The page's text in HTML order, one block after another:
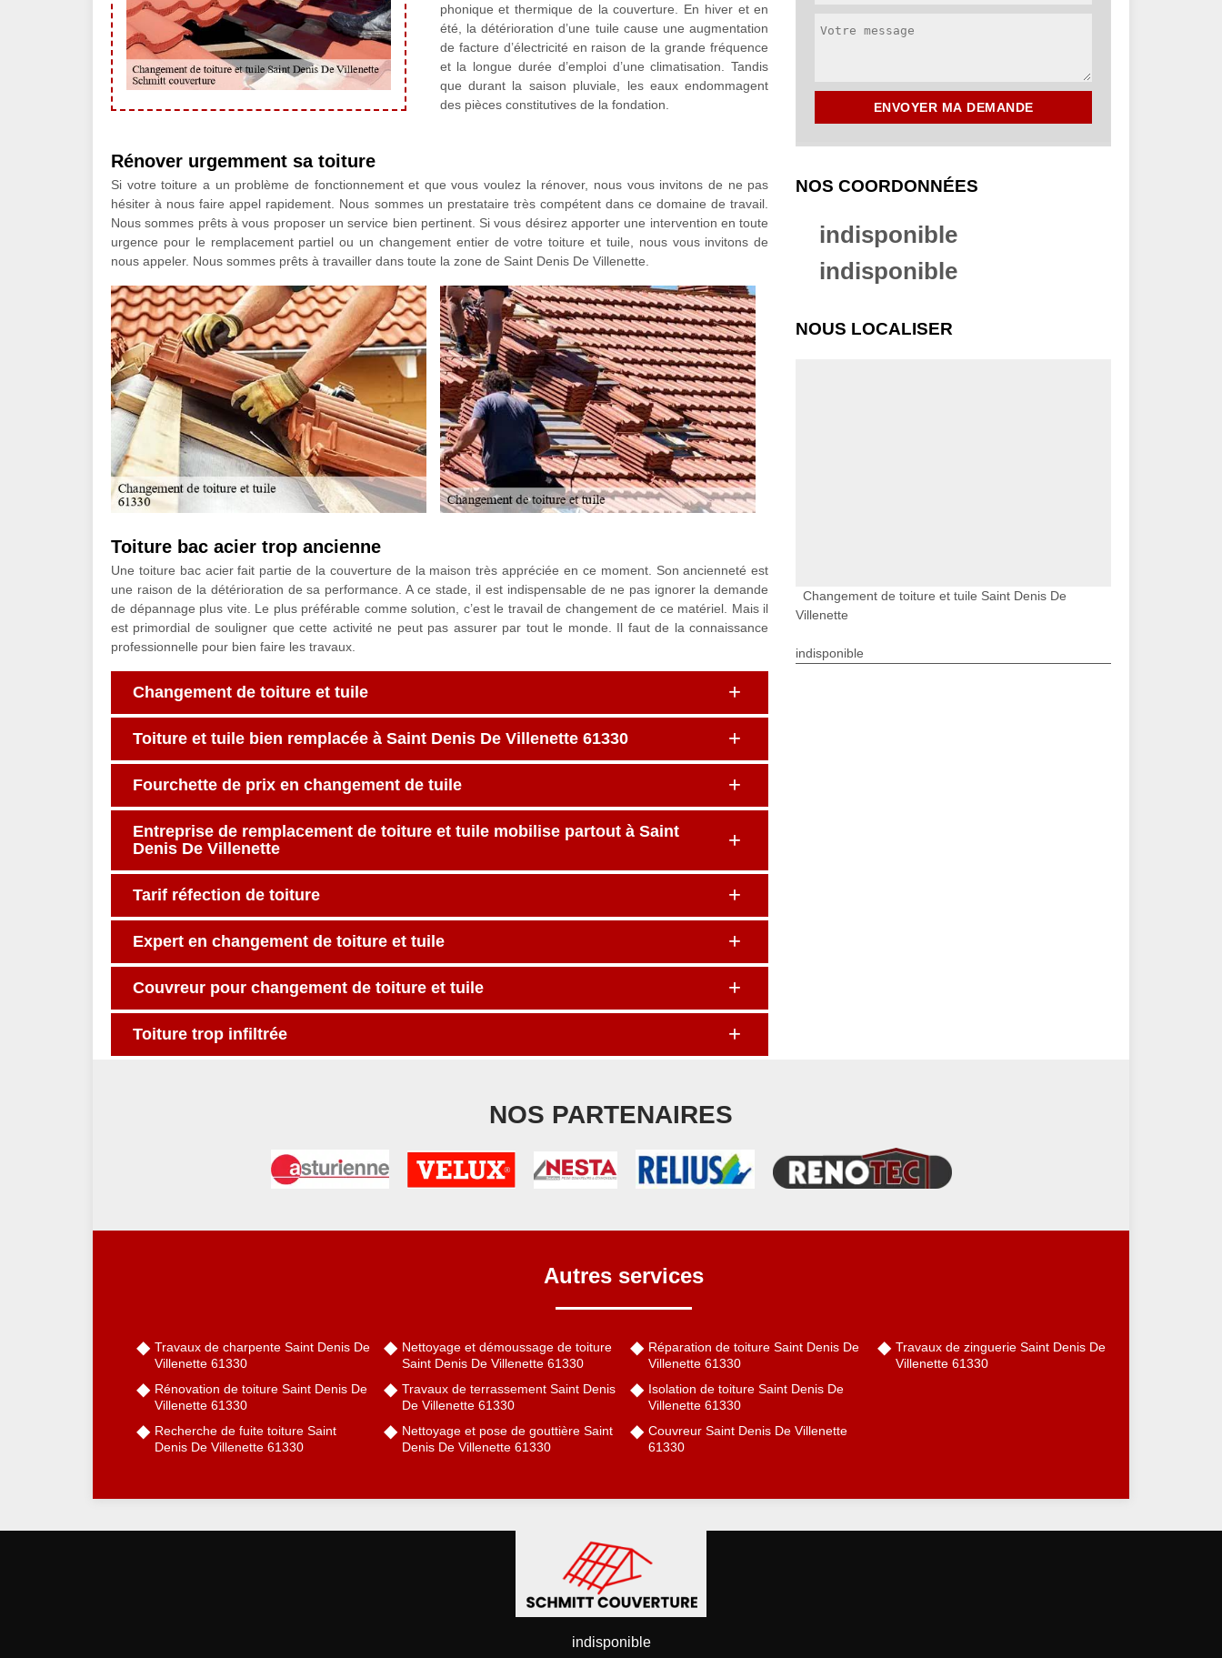
phonique et thermique de la couverture. En hiver et en
été, la détérioration d’une tuile cause une augmentation
de facture d’électricité en raison de la grande fréquence
et la longue durée d’emploi d’une climatisation. Tandis
que durant la saison pluviale, les eaux endommagent
des pièces constitutives de la fondation.
Rénover urgemment sa toiture
Si votre toiture a un problème de fonctionnement et que vous voulez la rénover, nous vous invitons de ne pas
hésiter à nous faire appel rapidement. Nous sommes un prestataire très compétent dans ce domaine de travail.
Nous sommes prêts à vous proposer un service bien pertinent. Si vous désirez apporter une intervention en toute
urgence pour le remplacement partiel ou un changement entier de votre toiture et tuile, nous vous invitons de
nous appeler. Nous sommes prêts à travailler dans toute la zone de Saint Denis De Villenette.
Toiture bac acier trop ancienne
Une toiture bac acier fait partie de la couverture de la maison très appréciée en ce moment. Son ancienneté est
une raison de la détérioration de sa performance. A ce stade, il est indispensable de ne pas ignorer la demande
de dépannage plus vite. Le plus préférable comme solution, c’est le travail de changement de ce matériel. Mais il
est primordial de souligner que cette activité ne peut pas assurer par tout le monde. Il faut de la connaissance
professionnelle pour bien faire les travaux.
Changement de toiture et tuile
Toiture et tuile bien remplacée à Saint Denis De Villenette 61330
Fourchette de prix en changement de tuile
Entreprise de remplacement de toiture et tuile mobilise partout à Saint
Denis De Villenette
Tarif réfection de toiture
Expert en changement de toiture et tuile
Couvreur pour changement de toiture et tuile
Toiture trop infiltrée
NOS COORDONNÉES
indisponible
indisponible
NOUS LOCALISER
Changement de toiture et tuile Saint Denis De
Villenette
indisponible
NOS PARTENAIRES
Autres services
Travaux de charpente Saint Denis De
Villenette 61330
Rénovation de toiture Saint Denis De
Villenette 61330
Recherche de fuite toiture Saint
Denis De Villenette 61330
Nettoyage et démoussage de toiture
Saint Denis De Villenette 61330
Travaux de terrassement Saint Denis
De Villenette 61330
Nettoyage et pose de gouttière Saint
Denis De Villenette 61330
Réparation de toiture Saint Denis De
Villenette 61330
Isolation de toiture Saint Denis De
Villenette 61330
Couvreur Saint Denis De Villenette
61330
Travaux de zinguerie Saint Denis De
Villenette 61330
indisponible